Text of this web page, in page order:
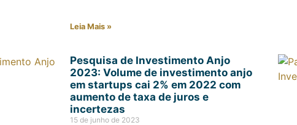
Leia Mais »
Pesquisa de Investimento Anjo
2023: Volume de investimento anjo
em startups cai 2% em 2022 com
aumento de taxa de juros e
incertezas
15 de junho de 2023